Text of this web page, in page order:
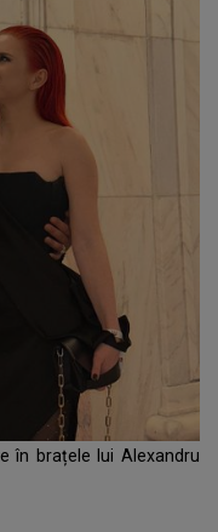
în brațele lui Alexandru